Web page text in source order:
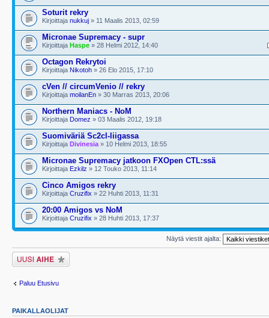
Soturit rekry
Kirjoittaja nukkuj » 11 Maalis 2013, 02:59
Micronae Supremacy - supr
Kirjoittaja Haspe » 28 Helmi 2012, 14:40
Octagon Rekrytoi
Kirjoittaja Nikotoh » 26 Elo 2015, 17:10
cVen // circumVenio // rekry
Kirjoittaja moilanEn » 30 Marras 2013, 20:06
Northern Maniacs - NoM
Kirjoittaja Domez » 03 Maalis 2012, 19:18
Suomiväriä Sc2cl-liigassa
Kirjoittaja Divinesia » 10 Helmi 2013, 18:55
Micronae Supremacy jatkoon FXOpen CTL:ssä
Kirjoittaja Ezkilz » 12 Touko 2013, 11:14
Cinco Amigos rekry
Kirjoittaja Cruzifix » 22 Huhti 2013, 11:31
20:00 Amigos vs NoM
Kirjoittaja Cruzifix » 28 Huhti 2013, 17:37
Näytä viestit ajalta:
Lähetä uusi viesti
Paluu Etusivu
PAIKALLAOLIJAT